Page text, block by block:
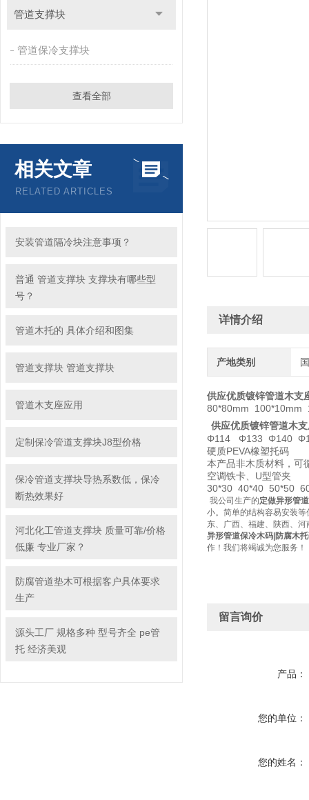
管道支撑块
管道保冷支撑块
查看全部
相关文章
RELATED ARTICLES
安装管道隔冷块注意事项？
普通 管道支撑块 支撑块有哪些型
号？
管道木托的 具体介绍和图集
管道支撑块 管道支撑块
管道木支座应用
定制保冷管道支撑块J8型价格
保冷管道支撑块导热系数低，保冷
断热效果好
河北化工管道支撑块 质量可靠/价格
低廉 专业厂家？
防腐管道垫木可根据客户具体要求
生产
源头工厂 规格多种 型号齐全 pe管
托 经济美观
详情介绍
产地类别
供应优质镀锌管道木支
80*80mm 100*10mm
供应优质镀锌管道木
Φ114 Φ133 Φ140
硬质PEVA橡塑托码
本产品非木质材料，可
空调铁卡、U型管夹
30*30 40*40 50*50
我公司生产的定做异形管
小。简单的结构容易安装
东、广西、福建、陕西、
异形管道保冷木码|防腐木
作！我们将竭诚为您服务！
留言询价
产品：
您的单位：
您的姓名：